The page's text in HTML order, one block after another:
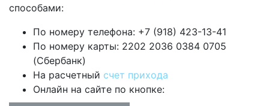
способами:
По номеру телефона: +7 (918) 423-13-41
По номеру карты: 2202 2036 0384 0705
(Сбербанк)
На расчетный счет прихода
Онлайн на сайте по кнопке: